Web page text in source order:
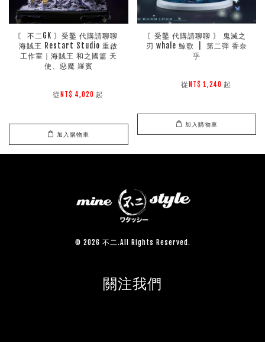
〘 不二GK 〙受鑿 代購請聊聊
海賊王 Restart Studio 重啟
工作室｜海賊王 和之國篇 天
使、惡魔 羅賓
        從
NT$ 4,020 起
加入購物車
〘受鑿 代購請聊聊 〙 鬼滅之
刃 whale 鯨歌  |  第二彈 香奈
乎
        從
NT$ 1,240 起
加入購物車
© 2026 不二.All Rights Reserved.
關注我們